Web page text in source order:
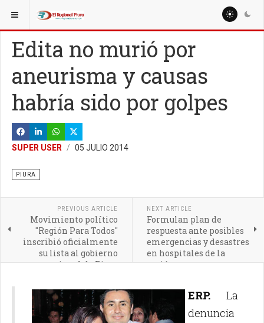
ESTÁ AQUÍ: REGIÓN PIURA
Edita no murió por
aneurisma y causas
habría sido por golpes
SUPER USER 05 JULIO 2014
PIURA
PREVIOUS ARTICLE
Movimiento político
"Región Para Todos"
inscribió oficialmente
su lista al gobierno
regional de Piura
NEXT ARTICLE
Formulan plan de
respuesta ante posibles
emergencias y desastres
en hospitales de la
región
ERP. La
denuncia